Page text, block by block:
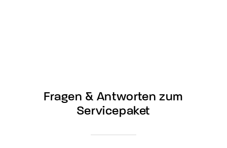
Fragen & Antworten zum
Servicepaket